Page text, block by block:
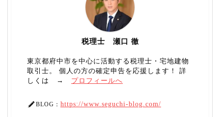
税理士 瀬口 徹
東京都府中市を中心に活動する税理士・宅地建物
取引士。 個人の方の確定申告を応援します！ 詳
しくは → プロフィールへ
BLOG： https://www.seguchi-blog.com/